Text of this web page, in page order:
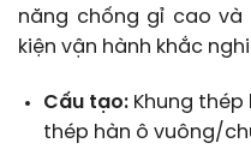
năng chống gỉ cao
kiện vận hành khắc
Cấu tạo:Khung thép
thép hàn ô vuông/